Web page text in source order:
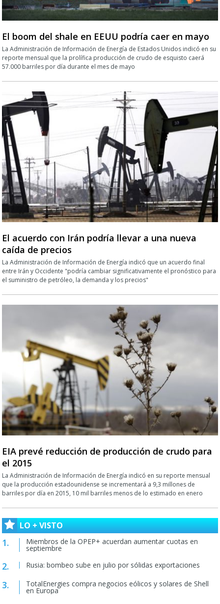
El boom del shale en EEUU podría caer en mayo
La Administración de Información de Energía de Estados Unidos indicó en su
reporte mensual que la prolífica producción de crudo de esquisto caerá
57.000 barriles por día durante el mes de mayo
El acuerdo con Irán podría llevar a una nueva
caída de precios
La Administración de Información de Energía indicó que un acuerdo final
entre Irán y Occidente "podría cambiar significativamente el pronóstico para
el suministro de petróleo, la demanda y los precios"
EIA prevé reducción de producción de crudo para
el 2015
La Administración de Información de Energía indicó en su reporte mensual
que la producción estadounidense se incrementará a 9,3 millones de
barriles por día en 2015, 10 mil barriles menos de lo estimado en enero
LO + VISTO
Miembros de la OPEP+ acuerdan aumentar cuotas en
septiembre
Rusia: bombeo sube en julio por sólidas exportaciones
TotalEnergies compra negocios eólicos y solares de Shell
en Europa